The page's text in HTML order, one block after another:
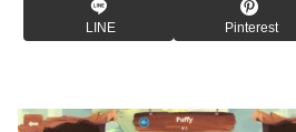
LINE Pinterest